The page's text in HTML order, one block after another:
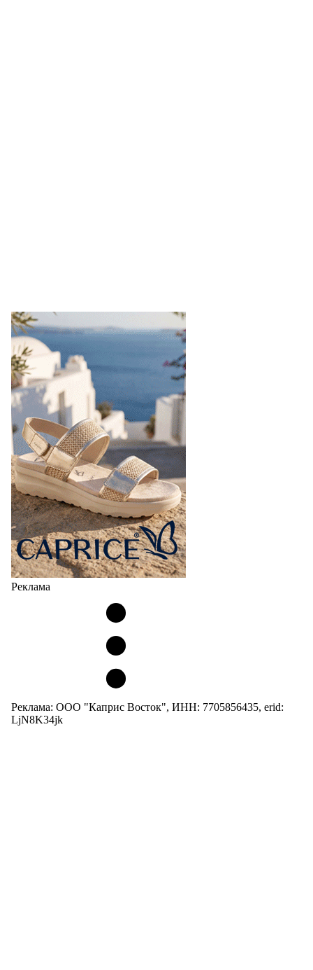
Реклама
Реклама: ООО "Каприс Восток", ИНН: 7705856435, erid:
LjN8K34jk